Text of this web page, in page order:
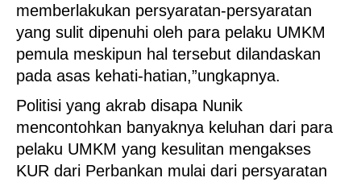
memberlakukan persyaratan-persyaratan
yang sulit dipenuhi oleh para pelaku UMKM
pemula meskipun hal tersebut dilandaskan
pada asas kehati-hatian,”ungkapnya.
Politisi yang akrab disapa Nunik
mencontohkan banyaknya keluhan dari para
pelaku UMKM yang kesulitan mengakses
KUR dari Perbankan mulai dari persyaratan